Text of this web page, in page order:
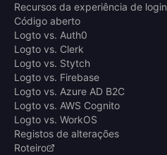
Recursos da experiência de login
Código aberto
Logto vs. Auth0
Logto vs. Clerk
Logto vs. Stytch
Logto vs. Firebase
Logto vs. Azure AD B2C
Logto vs. AWS Cognito
Logto vs. WorkOS
Registos de alterações
Roteiro